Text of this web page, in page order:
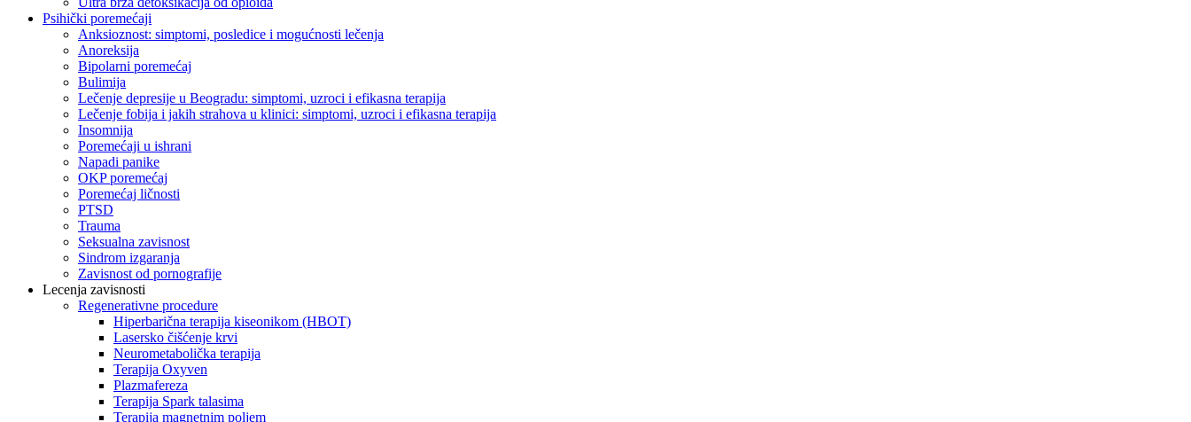
Psihički poremećaji
Anksioznost: simptomi, posledice i mogućnosti lečenja
Anoreksija
Bipolarni poremećaj
Bulimija
Lečenje depresije u Beogradu: simptomi, uzroci i efikasna terapija
Lečenje fobija i jakih strahova u klinici: simptomi, uzroci i efikasna terapija
Insomnija
Poremećaji u ishrani
Napadi panike
OKP poremećaj
Poremećaj ličnosti
PTSD
Trauma
Seksualna zavisnost
Sindrom izgaranja
Zavisnost od pornografije
Lecenja zavisnosti
Regenerativne procedure
Hiperbarična terapija kiseonikom (HBOT)
Lasersko čišćenje krvi
Neurometabolička terapija
Terapija Oxyven
Plazmafereza
Terapija Spark talasima
Terapija magnetnim poljem